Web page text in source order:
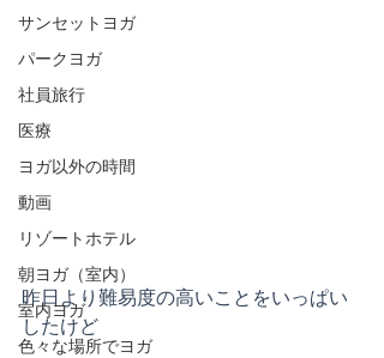
サンセットヨガ
パークヨガ
社員旅行
医療
ヨガ以外の時間
動画
リゾートホテル
朝ヨガ（室内）
室内ヨガ
色々な場所でヨガ
昨日より難易度の高いことをいっぱい
したけど